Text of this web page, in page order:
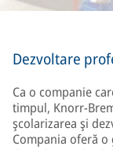
Dezvoltare
Ca o companie
timpul, Knorr-
şcolarizarea şi
Compania oferă